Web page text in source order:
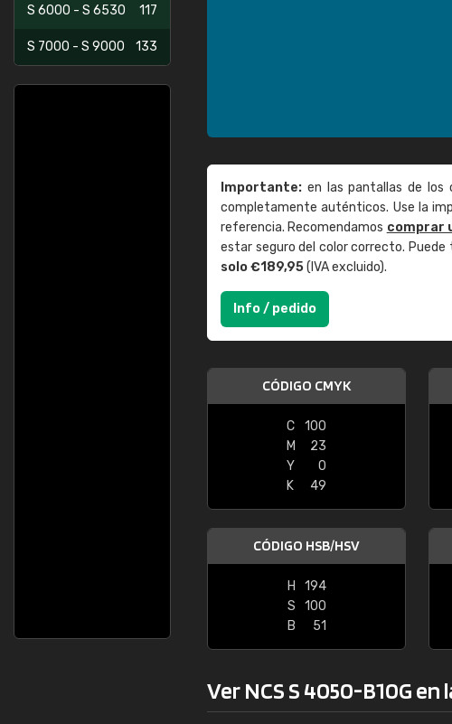
S 6000 - S 6530 117
S 7000 - S 9000 133
Importante: en las pantallas de los
completamente auténticos. Use la
referencia. Recomendamos comprar
estar seguro del color correcto. Puede
solo €189,95(IVA excluido).
Info / pedido
CÓDIGO CMYK
C
100
M
23
Y
0
K
49
CÓDIGO HSB/HSV
H
194
S
100
B
51
Ver NCS S 4050-B10G en